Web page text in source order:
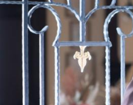
ドレス
アクセス